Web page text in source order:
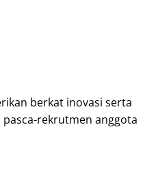
berkat inovasi serta
rekrutmen anggota